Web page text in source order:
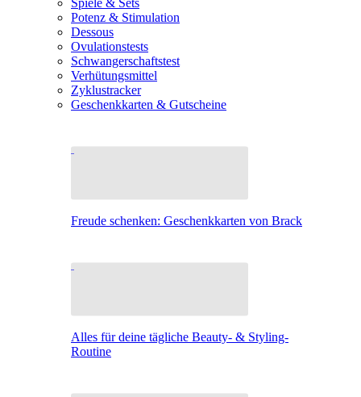
Spiele & Sets
Potenz & Stimulation
Dessous
Ovulationstests
Schwangerschaftstest
Verhütungsmittel
Zyklustracker
Geschenkkarten & Gutscheine
Freude schenken: Geschenkkarten von Brack
Alles für deine tägliche Beauty- & Styling-
Routine